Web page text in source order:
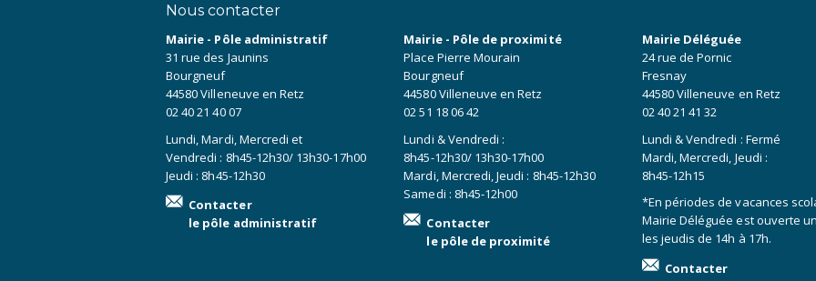
Nous contacter
Mairie - Pôle administratif
31 rue des Jaunins
Bourgneuf
44580 Villeneuve en Retz
02 40 21 40 07
Lundi, Mardi, Mercredi et
Vendredi : 8h45-12h30/ 13h30-17h00
Jeudi : 8h45-12h30
Contacter
le pôle administratif
Mairie - Pôle de proximité
Place Pierre Mourain
Bourgneuf
44580 Villeneuve en Retz
02 51 18 06 42
Lundi & Vendredi :
8h45-12h30/ 13h30-17h00
Mardi, Mercredi, Jeudi : 8h45-12h30
Samedi : 8h45-12h00
Contacter
le pôle de proximité
Mairie Déléguée
24 rue de Pornic
Fresnay
44580 Villeneuve en Retz
02 40 21 41 32
Lundi & Vendredi : Fermé
Mardi, Mercredi, Jeudi :
8h45-12h15
*En périodes de vacances
Mairie Déléguée est ouverte
les jeudis de 14h à 17h.
Contacter